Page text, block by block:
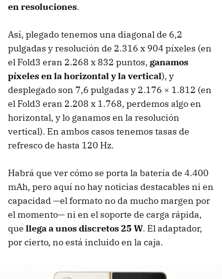
en resoluciones.
Así, plegado tenemos una diagonal de 6,2
pulgadas y resolución de 2.316 x 904 píxeles (en
el Fold3 eran 2.268 x 832 puntos, ganamos
píxeles en la horizontal y la vertical), y
desplegado son 7,6 pulgadas y 2.176 × 1.812 (en
el Fold3 eran 2.208 x 1.768, perdemos algo en
horizontal, y lo ganamos en la resolución
vertical). En ambos casos tenemos tasas de
refresco de hasta 120 Hz.
Habrá que ver cómo se porta la batería de 4.400
mAh, pero aquí no hay noticias destacables ni en
capacidad —el formato no da mucho margen por
el momento— ni en el soporte de carga rápida,
que llega a unos discretos 25 W. El adaptador,
por cierto, no está incluido en la caja.